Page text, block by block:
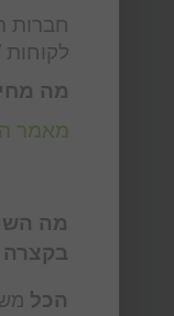
חברות
לקוחות
מה
מאמר
מה
בקצרה
הכל